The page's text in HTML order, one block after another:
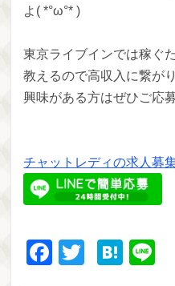
よ( *°ω°* )
東京ライブインでは稼ぐ
教えるので高収入に繋が
興味がある方はぜひご応
チャットレディの求人募
Facebook
Twitter